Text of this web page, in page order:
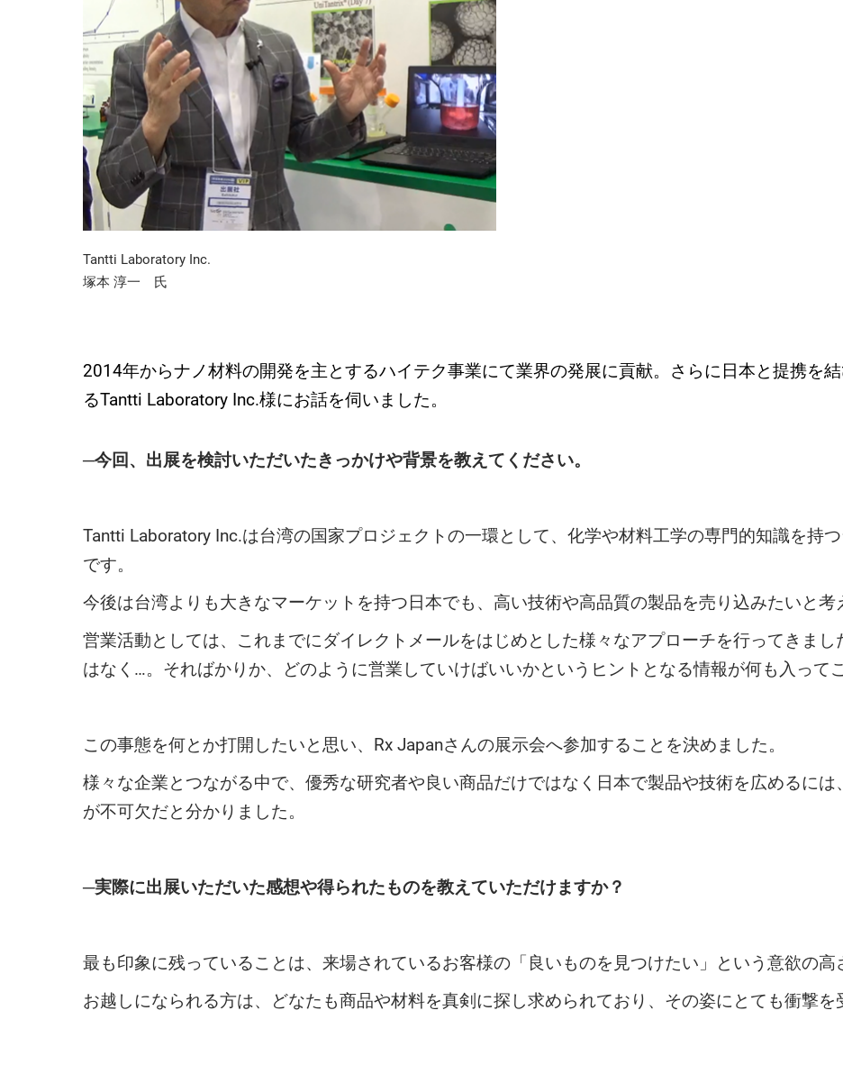
Tantti Laboratory Inc.
塚本 淳一 氏
2014年からナノ材料の開発を主とするハイテク事業にて業界の発展に貢献。さらに日本と提携を
るTantti Laboratory Inc.様にお話を伺いました。
─今回、出展を検討いただいたきっかけや背景を教えてください。
Tantti Laboratory Inc.は台湾の国家プロジェクトの一環として、化学や材料工学の専門的知識を持
です。
今後は台湾よりも大きなマーケットを持つ日本でも、高い技術や高品質の製品を売り込みたいと考
営業活動としては、これまでにダイレクトメールをはじめとした様々なアプローチを行ってきま
はなく…。そればかりか、どのように営業していけばいいかというヒントとなる情報が何も入って
この事態を何とか打開したいと思い、Rx Japanさんの展示会へ参加することを決めました。
様々な企業とつながる中で、優秀な研究者や良い商品だけではなく日本で製品や技術を広めるに
が不可欠だと分かりました。
─実際に出展いただいた感想や得られたものを教えていただけますか？
最も印象に残っていることは、来場されているお客様の「良いものを見つけたい」という意欲の高
お越しになられる方は、どなたも商品や材料を真剣に探し求められており、その姿にとても衝撃を